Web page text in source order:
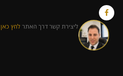
ליצירת קשר דרך האתר לחץ כאן